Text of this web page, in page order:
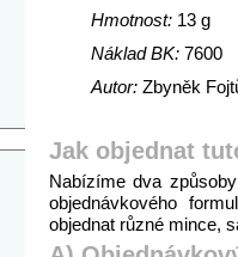
Hmotnost: 13 g
Náklad BK: 7600
Autor: Zbyněk
Jak objednat
Nabízíme dva
objednávkového
objednat různé mince,